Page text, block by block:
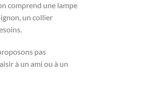
comprend une lampe
un collier
pas
à un ami ou à un